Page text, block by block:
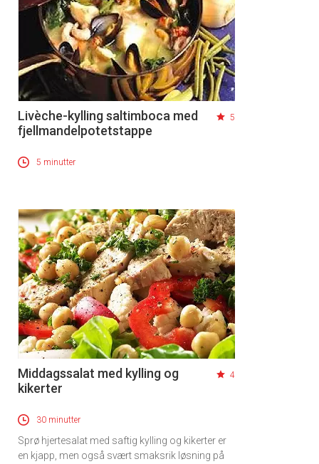
Livèche-kylling saltimboca med
fjellmandelpotetstappe
5
5 minutter
Middagssalat med kylling og
kikerter
4
30 minutter
Sprø hjertesalat med saftig kylling og kikerter er
en kjapp, men også svært smaksrik løsning på